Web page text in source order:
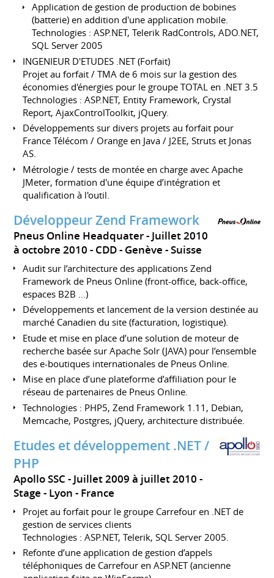
Application de gestion de production de bobines
(batterie) en addition d'une application mobile.
Technologies : ASP.NET, Telerik RadControls, ADO.NET,
SQL Server 2005
INGENIEUR D'ETUDES .NET (Forfait)
Projet au forfait / TMA de 6 mois sur la gestion des
économies d'énergies pour le groupe TOTAL en .NET 3.5
Technologies : ASP.NET, Entity Framework, Crystal
Report, AjaxControlToolkit, jQuery.
Développements sur divers projets au forfait pour
France Télécom / Orange en Java / J2EE, Struts et Jonas
AS.
Métrologie / tests de montée en charge avec Apache
JMeter, formation d'une équipe d’intégration et
qualification à l'outil.
Développeur Zend Framework
Pneus Online Headquater
Juillet 2010
à octobre 2010 CDD Genève Suisse
Audit sur l’architecture des applications Zend
Framework de Pneus Online (front-office, back-office,
espaces B2B ...)
Développements et lancement de la version destinée au
marché Canadien du site (facturation, logistique).
Etude et mise en place d’une solution de moteur de
recherche basée sur Apache Solr (JAVA) pour l’ensemble
des e-boutiques internationales de Pneus Online.
Mise en place d’une plateforme d’affiliation pour le
réseau de partenaires de Pneus Online.
Technologies : PHP5, Zend Framework 1.11, Debian,
Memcache, Postgres, jQuery, architecture distribuée.
Etudes et développement .NET /
PHP
Apollo SSC
Juillet 2009 à juillet 2010
Stage
Lyon France
Projet au forfait pour le groupe Carrefour en .NET de
gestion de services clients
Technologies : ASP.NET, Telerik, SQL Server 2005.
Refonte d’une application de gestion d’appels
téléphoniques de Carrefour en ASP.NET (ancienne